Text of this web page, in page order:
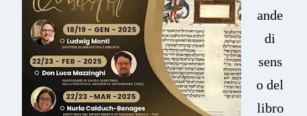
ande
di
sens
o del
libro